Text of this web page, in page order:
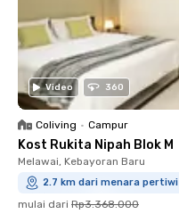
Video 360
Coliving • Campur
Kost Rukita Nipah Blok M
Melawai, Kebayoran Baru
2.7 km dari menara pertiwi
mulai dari Rp3.368.000